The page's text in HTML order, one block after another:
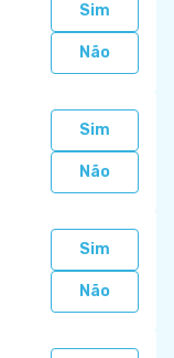
Sim
Não
Sim
Não
Sim
Não